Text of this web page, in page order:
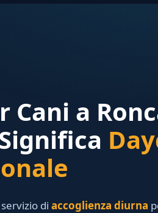
Cani a
di accoglienza diurna